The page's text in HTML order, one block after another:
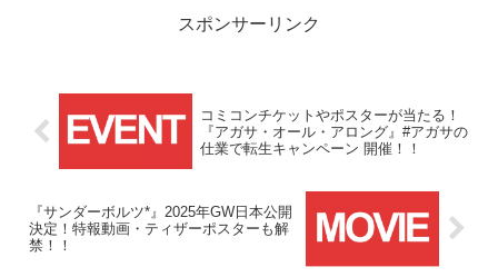
09:00～12:00に行われ、各部門の受賞作
品・受賞者が発表されました！！
スポンサーリンク
コミコンチケットやポスターが当たる！
『アガサ・オール・アロング』#アガサの
仕業で転生キャンペーン 開催！！
『サンダーボルツ*』2025年GW日本公開
決定！特報動画・ティザーポスターも解
禁！！